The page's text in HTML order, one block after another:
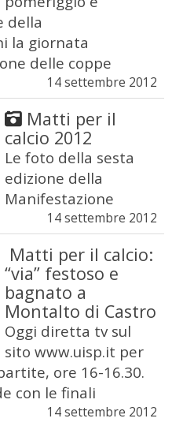
della
la giornata
delle coppe
14 settembre 2012
Matti per il
calcio 2012
Le foto della sesta
edizione della
Manifestazione
14 settembre 2012
Matti per il calcio:
“via” festoso e
bagnato a
Montalto di Castro
Oggi diretta tv sul
sito www.uisp.it per
ore 16-16.30.
con le finali
14 settembre 2012